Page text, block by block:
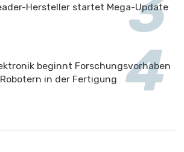
Hersteller startet Mega-Update
beginnt Forschungsvorhaben
in der Fertigung